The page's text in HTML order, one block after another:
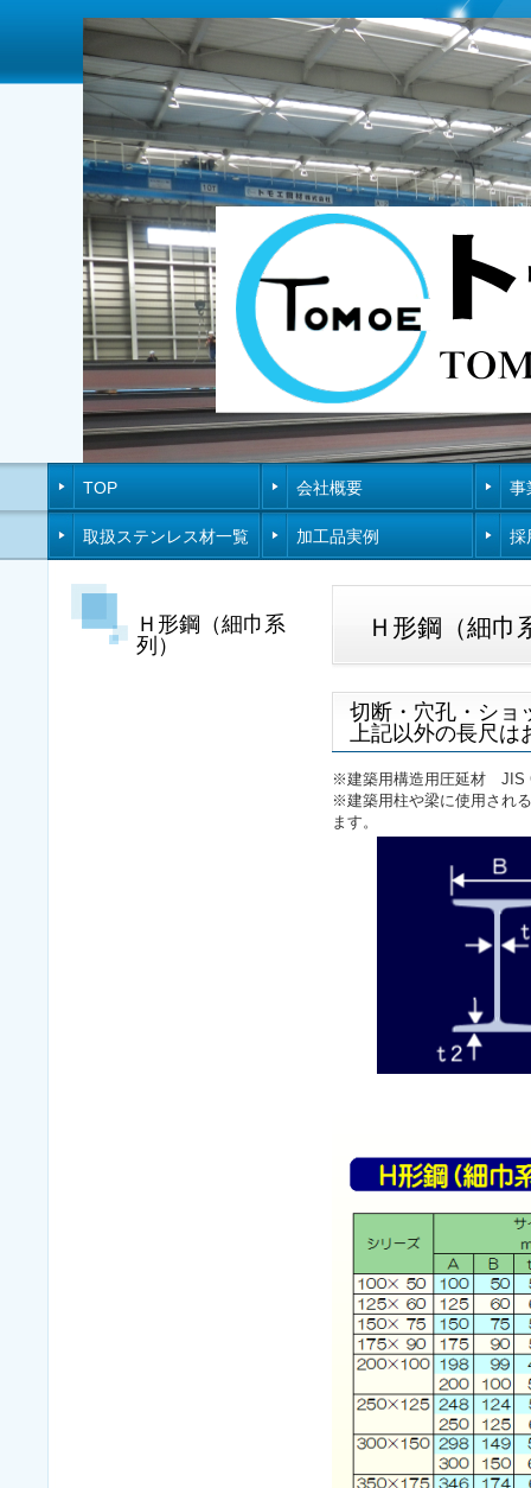
TOP 会社概要 事
取扱ステンレス材一覧 加工品実例 採
Ｈ形鋼（細巾系
列）
Ｈ形鋼（細巾
切断・穴孔・ショ
上記以外の長尺は
※建築用構造用圧延材 JIS
※建築用柱や梁に使用され
ます。